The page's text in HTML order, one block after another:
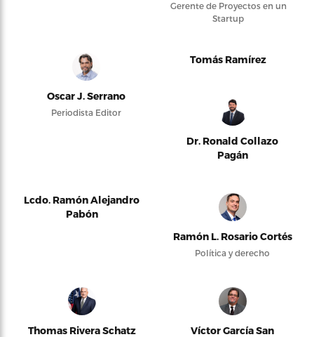
Gerente de Proyectos en un
Startup
Oscar J. Serrano
Periodista Editor
Tomás Ramírez
Dr. Ronald Collazo
Pagán
Lcdo. Ramón Alejandro
Pabón
Ramón L. Rosario Cortés
Política y derecho
Thomas Rivera Schatz
Víctor García San